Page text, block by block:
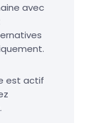
avec
est actif